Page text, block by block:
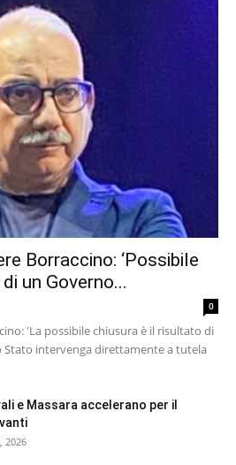
Borraccino: ‘Possibile
un Governo...
0
'La possibile chiusura è il risultato di
Stato intervenga direttamente a tutela
e Massara accelerano per il
2026